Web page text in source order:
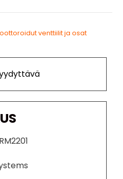
venttiilit ja osat